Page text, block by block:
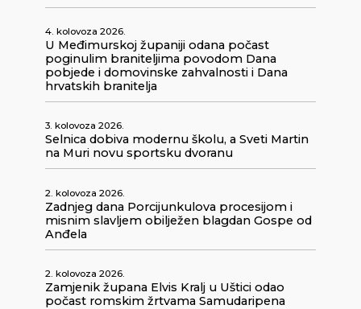
4. kolovoza 2026.
U Međimurskoj županiji odana počast
poginulim braniteljima povodom Dana
pobjede i domovinske zahvalnosti i Dana
hrvatskih branitelja
3. kolovoza 2026.
Selnica dobiva modernu školu, a Sveti Martin
na Muri novu sportsku dvoranu
2. kolovoza 2026.
Zadnjeg dana Porcijunkulova procesijom i
misnim slavljem obilježen blagdan Gospe od
Anđela
2. kolovoza 2026.
Zamjenik župana Elvis Kralj u Uštici odao
počast romskim žrtvama Samudaripena